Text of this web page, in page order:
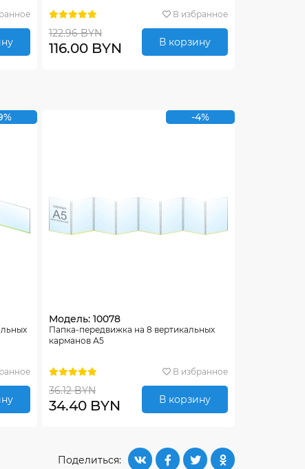
В избранное
122.96 BYN
116.00 BYN В корзину
-4%
Модель: 10078
Папка-передвижка на 8 вертикальных
карманов А5
В избранное
36.12 BYN
34.40 BYN В корзину
Поделиться: